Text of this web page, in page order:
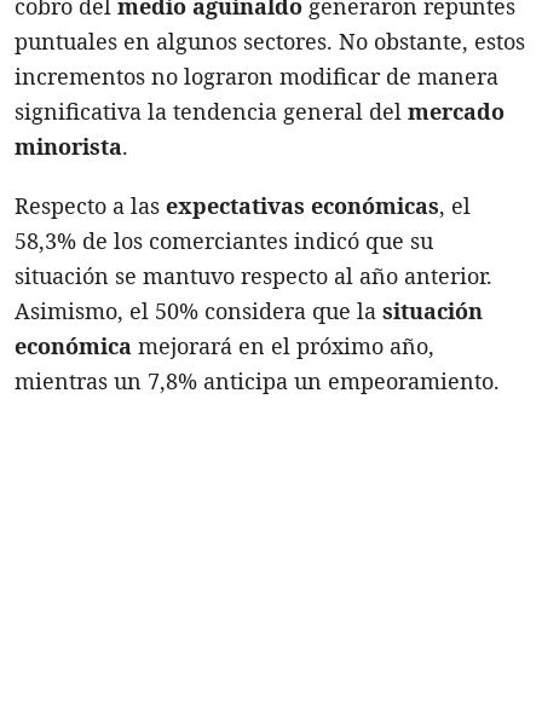
puntuales en algunos sectores. No obstante, estos
incrementos no lograron modificar de manera
significativa la tendencia general del mercado
minorista.
Respecto a las expectativas económicas, el
58,3% de los comerciantes indicó que su
situación se mantuvo respecto al año anterior.
Asimismo, el 50% considera que la situación
económica mejorará en el próximo año,
mientras un 7,8% anticipa un empeoramiento.